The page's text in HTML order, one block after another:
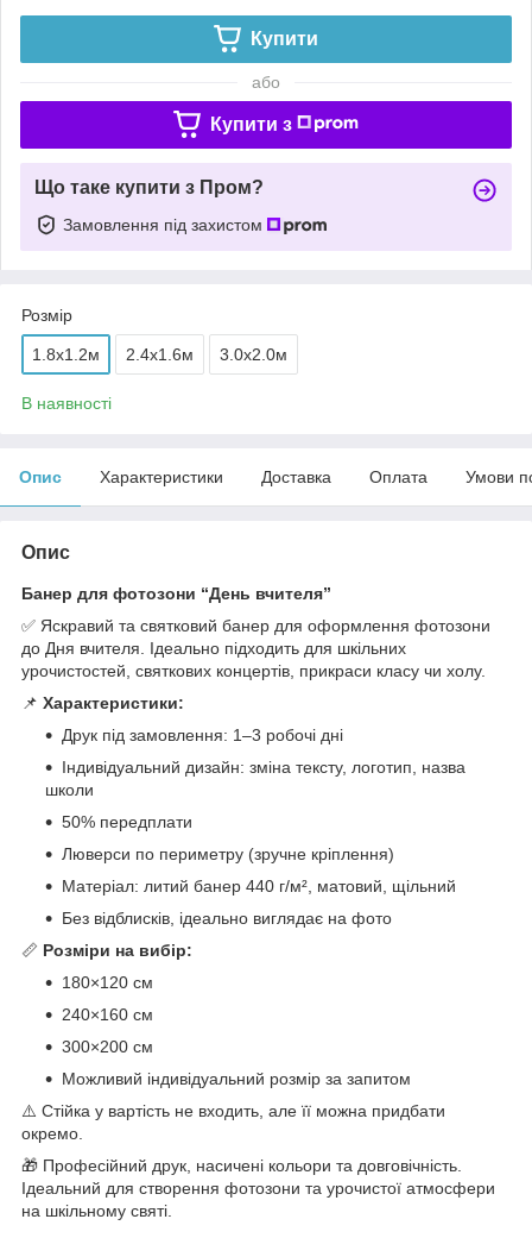
Купити
або
Купити з
Що таке купити з Пром?
Замовлення під захистом
Розмір
1.8x1.2м 2.4x1.6м 3.0x2.0м
В наявності
Опис Характеристики Доставка Оплата Умови
Опис
Банер для фотозони “День вчителя”
✅ Яскравий та святковий банер для оформлення фотозони
до Дня вчителя. Ідеально підходить для шкільних
урочистостей, святкових концертів, прикраси класу чи холу.
📌 Характеристики:
Друк під замовлення: 1–3 робочі дні
Індивідуальний дизайн: зміна тексту, логотип, назва
школи
50% передплати
Люверси по периметру (зручне кріплення)
Матеріал: литий банер 440 г/м², матовий, щільний
Без відблисків, ідеально виглядає на фото
📏 Розміри на вибір:
180×120 см
240×160 см
300×200 см
Можливий індивідуальний розмір за запитом
⚠️ Стійка у вартість не входить, але її можна придбати
окремо.
🎁 Професійний друк, насичені кольори та довговічність.
Ідеальний для створення фотозони та урочистої атмосфери
на шкільному святі.